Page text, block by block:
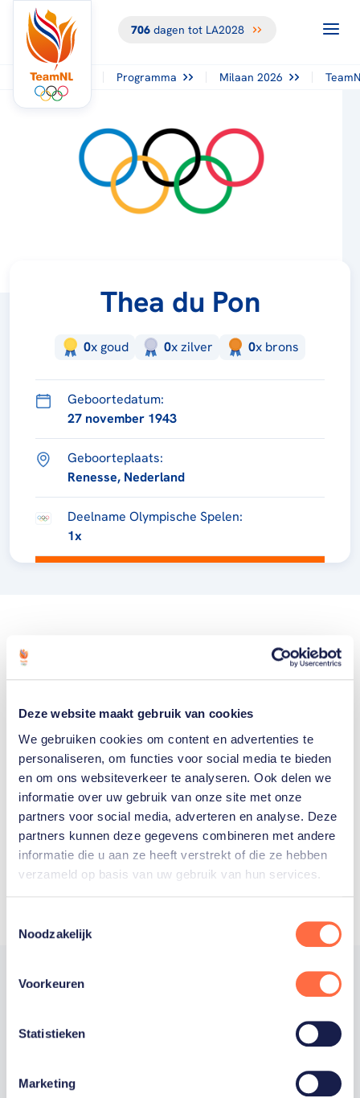
Deze website maakt gebruik van cookies
We gebruiken cookies om content en advertenties te
personaliseren, om functies voor social media te bieden
en om ons websiteverkeer te analyseren. Ook delen we
informatie over uw gebruik van onze site met onze
partners voor social media, adverteren en analyse. Deze
partners kunnen deze gegevens combineren met andere
informatie die u aan ze heeft verstrekt of die ze hebben
verzameld op basis van uw gebruik van hun services.
Noodzakelijk
Voorkeuren
Statistieken
Marketing
706dagen tot LA2028
Programma Milaan 2026
Thea du Pon
0x goud 0xzilver 0x brons
Geboortedatum:
27 november 1943
Geboorteplaats:
Renesse, Nederland
Deelname Olympische Spelen:
1x
Welke Nederlanders hebben er
ooit meegedaan aan de
Olympische Spelen?
Trotse hoofdsponsor
Staatsloterij is trotse hoofdsponsor van